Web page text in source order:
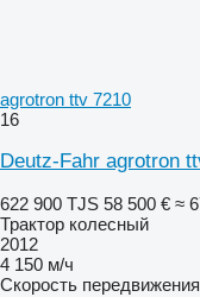
agrotron ttv 7210
16
Deutz-Fahr agrotron
622 900 TJS 58 500 € ≈
Трактор колесный
2012
4 150 м/ч
Скорость передвижения